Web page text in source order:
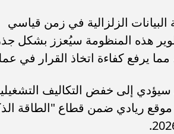
الزلزالية في زمن قياسي
هذه المنظومة سيُعزز بشكل
مما يرفع كفاءة اتخاذ القرار في
سيؤدي إلى خفض التكاليف
موقع ريادي ضمن قطاع "الطاقة